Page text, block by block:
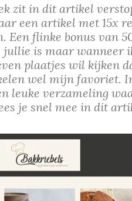
zit in dit artikel
een artikel met 15x
Een flinke bonus van
is maar wanneer
plaatjes wil kijken
wel mijn favoriet.
leuke verzameling
je snel mee in dit